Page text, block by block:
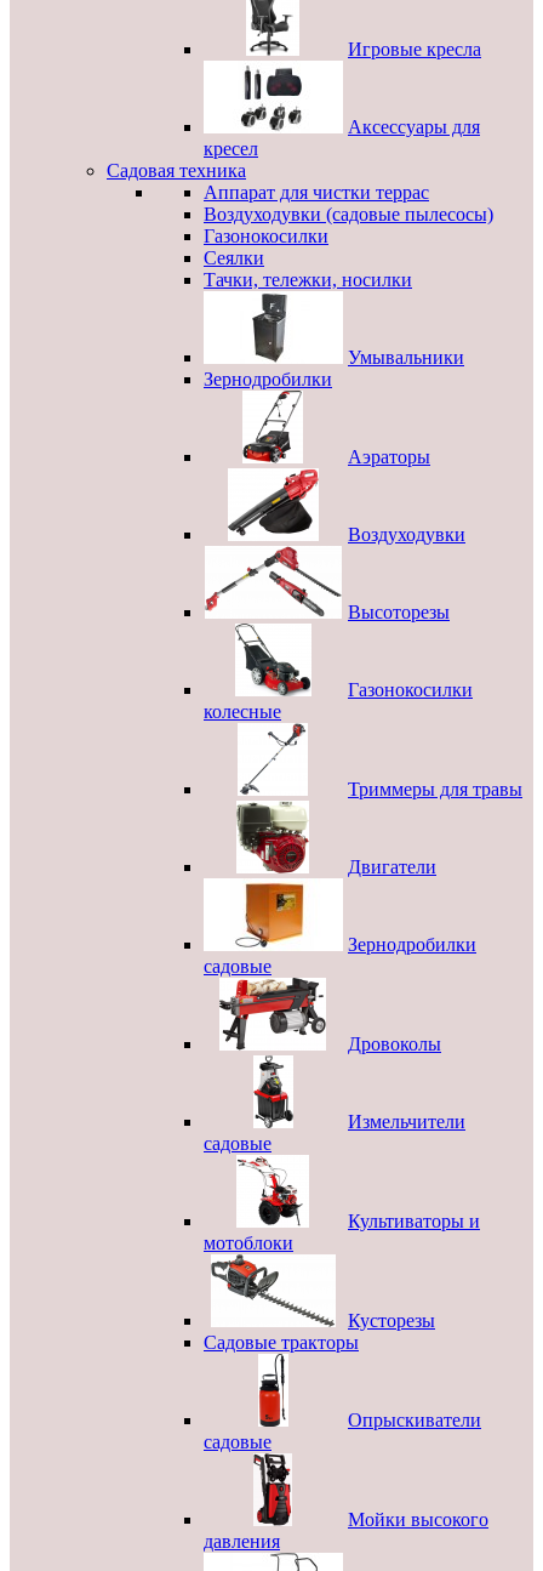
Игровые кресла
Аксессуары для
кресел
Садовая техника
Аппарат для чистки террас
Воздуходувки (садовые пылесосы)
Газонокосилки
Сеялки
Тачки, тележки, носилки
Умывальники
Зернодробилки
Аэраторы
Воздуходувки
Высоторезы
Газонокосилки
колесные
Триммеры для травы
Двигатели
Зернодробилки
садовые
Дровоколы
Измельчители
садовые
Культиваторы и
мотоблоки
Кусторезы
Садовые тракторы
Опрыскиватели
садовые
Мойки высокого
давления